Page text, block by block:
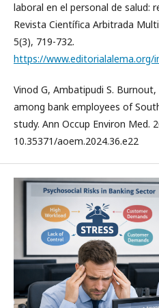
laboral en el personal de salud:
Revista Científica Arbitrada
5(3), 719-732.
https://www.editorialalema.org/
Vinod G, Ambatipudi S.
among bank employees of
study. Ann Occup Environ Med.
10.35371/aoem.2024.36.e22